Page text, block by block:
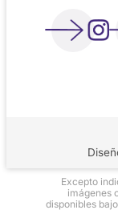
Excepto
imágenes
disponibles